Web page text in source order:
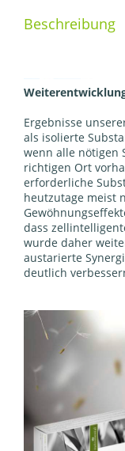
Beschreibung
Ergebnisse
als isolierte
wenn alle nötigen
richtigen Ort
erforderliche
heutzutage meist
dass
wurde daher
austarierte
deutlich